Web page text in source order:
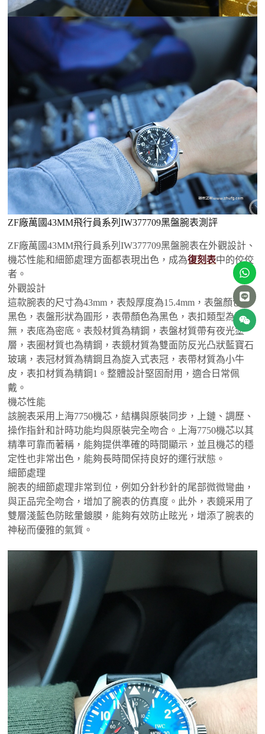
ZF廠萬國43MM飛行員系列IW377709黑盤腕表測評
ZF廠萬國43MM飛行員系列IW377709黑盤腕表‌在外觀設計、
機芯性能和細節處理方面都表現出色，成為復刻表中的佼佼
者。
外觀設計
這款腕表的尺寸為43mm，表殼厚度為15.4mm，表盤顏色為
黑色，表盤形狀為圓形，表帶顏色為黑色，表扣類型為暫
無，表底為密底。表殼材質為精鋼，表盤材質帶有夜光塗
層，表圈材質也為精鋼，表鏡材質為雙面防反光凸狀藍寶石
玻璃，表冠材質為精鋼且為旋入式表冠，表帶材質為小牛
皮，表扣材質為精鋼‌1。整體設計堅固耐用，適合日常佩
戴。
機芯性能
該腕表采用上海7750機芯，結構與原裝同步，上鏈、調歷、
操作指針和計時功能均與原裝完全吻合。上海7750機芯以其
精準可靠而著稱，能夠提供準確的時間顯示，並且機芯的穩
定性也非常出色，能夠長時間保持良好的運行狀態‌。
細節處理
腕表的細節處理非常到位，例如分針秒針的尾部微微彎曲，
與正品完全吻合，增加了腕表的仿真度。此外，表鏡采用了
雙層淺藍色防眩暈鍍膜，能夠有效防止眩光，增添了腕表的
神秘而優雅的氣質‌。